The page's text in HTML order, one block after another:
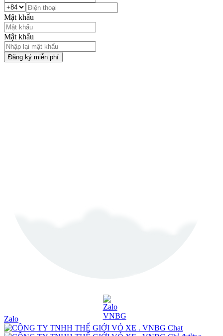
Mật khẩu
Mật khẩu
Đăng ký miễn phí
Zalo
Chat